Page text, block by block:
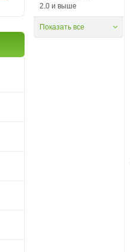
2.0 и выше
Показать все